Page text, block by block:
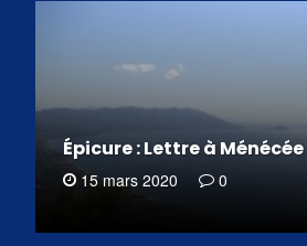
Épicure : Lettre à Ménécée
15 mars 2020 0